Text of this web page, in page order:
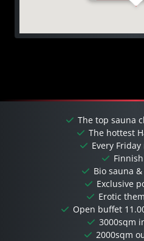
The top sauna
The hottest
Every
Bio sauna
Exclusive
Erotic
Open buffet
3000sqm
2000sqm